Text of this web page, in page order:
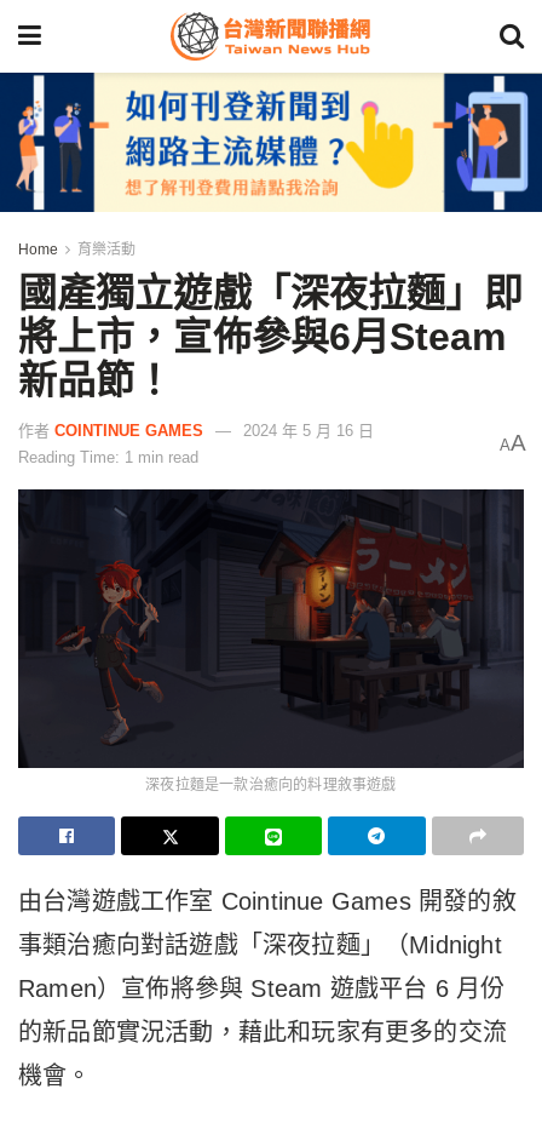
Home 育樂活動
國產獨立遊戲「深夜拉麵」即
將上市，宣佈參與6月Steam
新品節！
作者 COINTINUE GAMES
2024 年 5 月 16 日
Reading Time: 1 min read
AA
深夜拉麵是一款治癒向的料理敘事遊戲
由台灣遊戲工作室 Cointinue Games 開發的敘
事類治癒向對話遊戲「深夜拉麵」（Midnight
Ramen）宣佈將參與 Steam 遊戲平台 6 月份
的新品節實況活動，藉此和玩家有更多的交流
機會。